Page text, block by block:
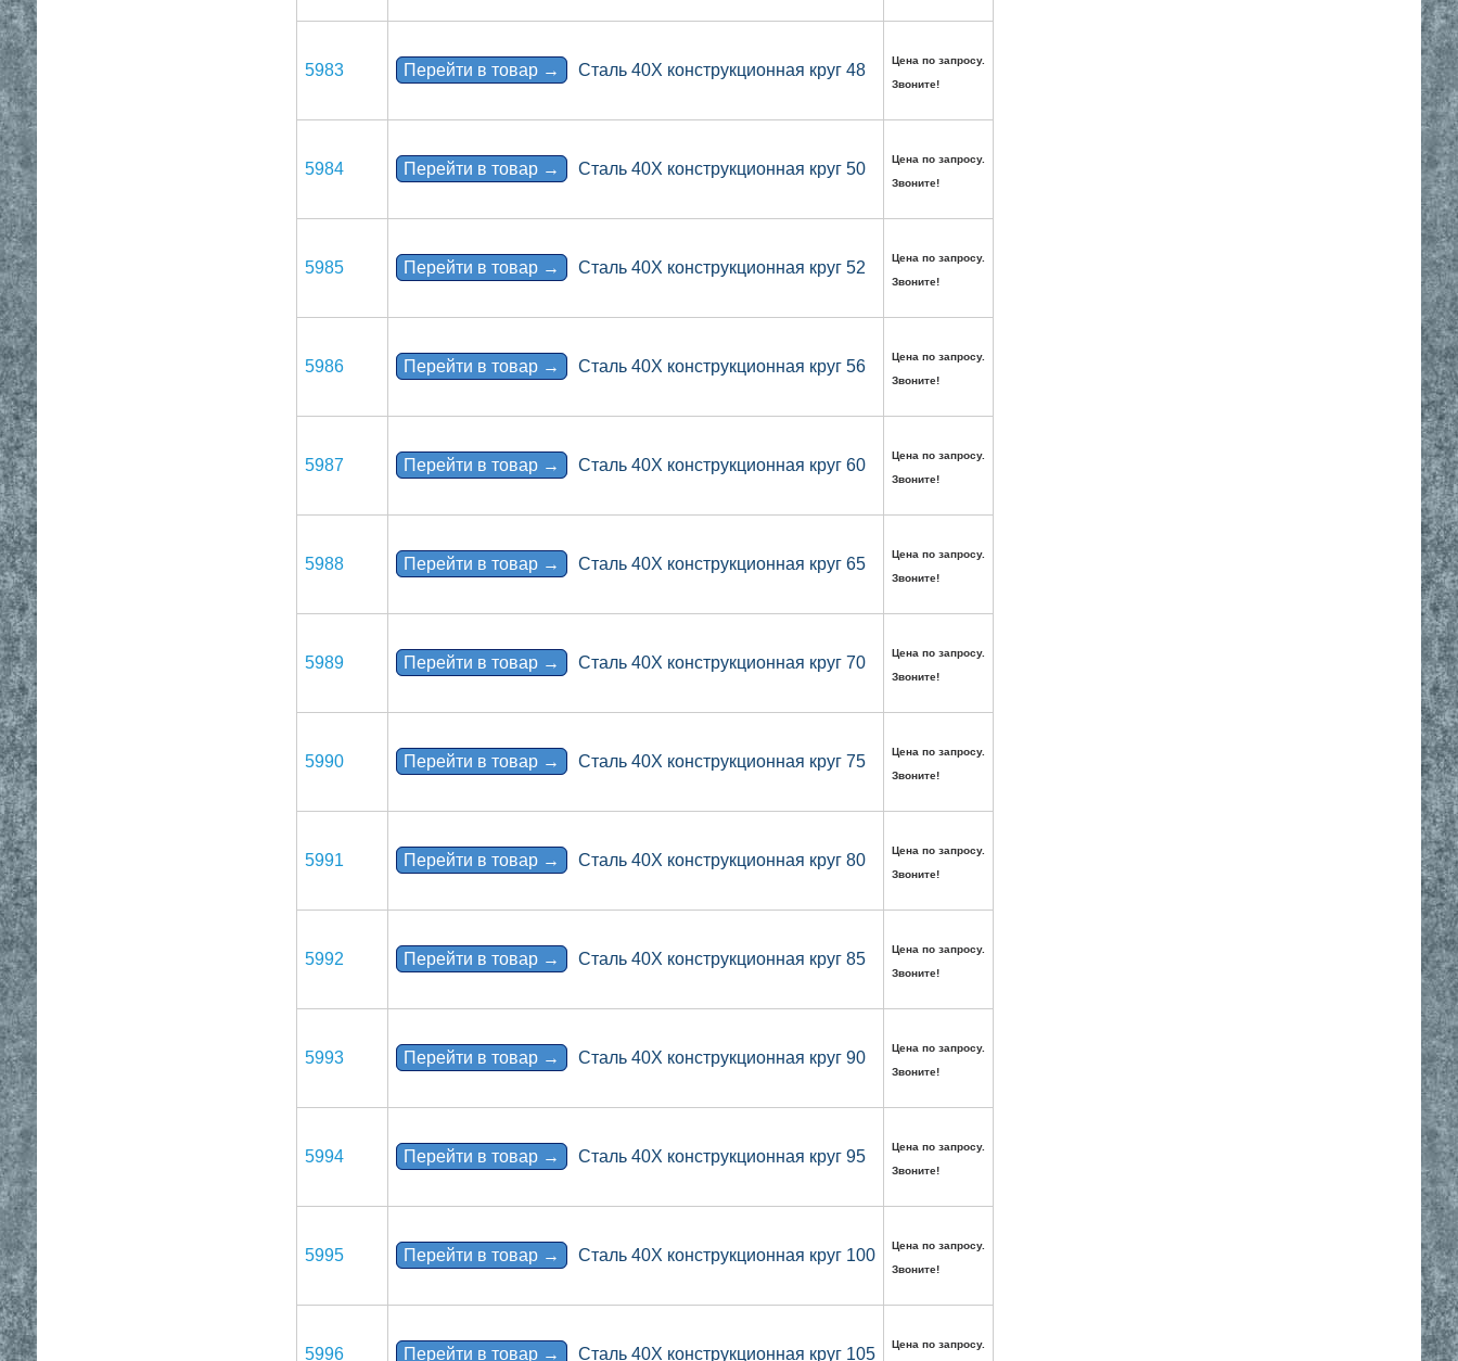
5983 Перейти в товар → Сталь 40Х конструкционная круг 48
Цена по запросу.
Звоните!
5984 Перейти в товар → Сталь 40Х конструкционная круг 50
Цена по запросу.
Звоните!
5985 Перейти в товар → Сталь 40Х конструкционная круг 52
Цена по запросу.
Звоните!
5986 Перейти в товар → Сталь 40Х конструкционная круг 56
Цена по запросу.
Звоните!
5987 Перейти в товар → Сталь 40Х конструкционная круг 60
Цена по запросу.
Звоните!
5988 Перейти в товар → Сталь 40Х конструкционная круг 65
Цена по запросу.
Звоните!
5989 Перейти в товар → Сталь 40Х конструкционная круг 70
Цена по запросу.
Звоните!
5990 Перейти в товар → Сталь 40Х конструкционная круг 75
Цена по запросу.
Звоните!
5991 Перейти в товар → Сталь 40Х конструкционная круг 80
Цена по запросу.
Звоните!
5992 Перейти в товар → Сталь 40Х конструкционная круг 85
Цена по запросу.
Звоните!
5993 Перейти в товар → Сталь 40Х конструкционная круг 90
Цена по запросу.
Звоните!
5994 Перейти в товар → Сталь 40Х конструкционная круг 95
Цена по запросу.
Звоните!
5995 Перейти в товар → Сталь 40Х конструкционная круг 100
Цена по запросу.
Звоните!
5996 Перейти в товар → Сталь 40Х конструкционная круг 105
Цена по запросу.